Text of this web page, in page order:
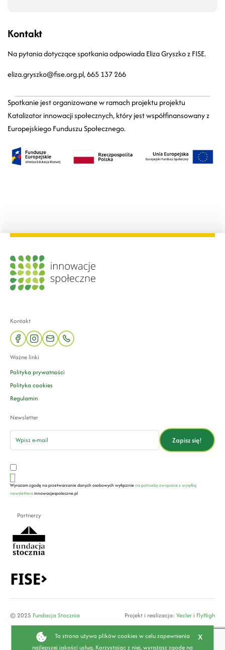
Kontakt
Na pytania dotyczące spotkania odpowiada Eliza Gryszko z FISE.
eliza.gryszko@fise.org.pl, 665 137 266
Spotkanie jest organizowane w ramach projektu projektu
Katalizator innowacji społecznych, który jest współfinansowany z
Europejskiego Funduszu Społecznego.
Kontakt
facebookinstagram
mail phone
Ważne linki
Polityka prywatności
Polityka cookies
Regulamin
Newsletter
email
Zapisz się!
Wyrażam zgodę na przetwarzanie danych osobowych wyłączniena potrzeby związane z wysyłką
newsletterainnowacjespoleczne.pl
Partnerzy
© 2025 Fundacja Stocznia Projekt i realizacja: Vecler i FlyHigh
Ta strona używa plików cookies w celu zapewnienia
najlepszej jakości usług. Korzystając z niej, wyrażasz zgodę na
x